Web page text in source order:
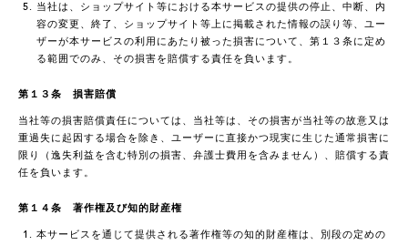
当社は、ショップサイト等における本サービスの提供の停止、中断、内
容の変更、終了、ショップサイト等上に掲載された情報の誤り等、ユー
ザーが本サービスの利用にあたり被った損害について、第１３条に定め
る範囲でのみ、その損害を賠償する責任を負います。
第１３条 損害賠償
当社等の損害賠償責任については、当社等は、その損害が当社等の故意又は
重過失に起因する場合を除き、ユーザーに直接かつ現実に生じた通常損害に
限り（逸失利益を含む特別の損害、弁護士費用を含みません）、賠償する責
任を負います。
第１４条 著作権及び知的財産権
本サービスを通じて提供される著作権等の知的財産権は、別段の定めの